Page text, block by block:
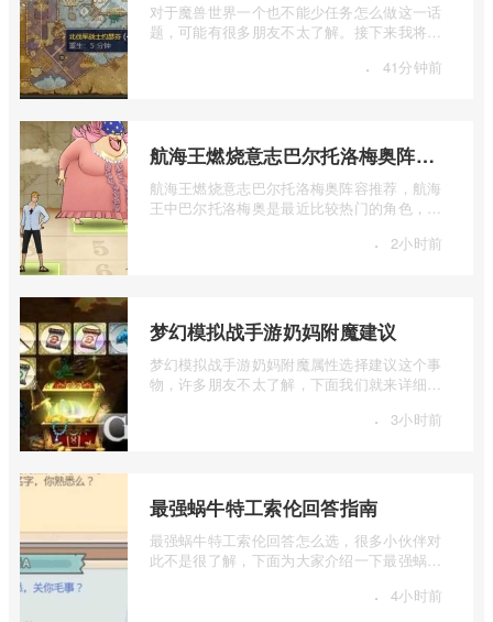
对于魔兽世界一个也不能少任务怎么做这一话
题，可能有很多朋友不太了解。接下来我将为
· 41分钟前
航海王燃烧意志巴尔托洛梅奥阵容推荐
航海王燃烧意志巴尔托洛梅奥阵容推荐，航海
王中巴尔托洛梅奥是最近比较热门的角色，很
· 2小时前
梦幻模拟战手游奶妈附魔建议
梦幻模拟战手游奶妈附魔属性选择建议这个事
物，许多朋友不太了解，下面我们就来详细介
· 3小时前
最强蜗牛特工索伦回答指南
最强蜗牛特工索伦回答怎么选，很多小伙伴对
此不是很了解，下面为大家介绍一下最强蜗牛
· 4小时前